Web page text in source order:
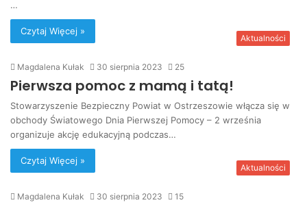
…
Czytaj Więcej »
Aktualności
Magdalena Kułak 30 sierpnia 2023 25
Pierwsza pomoc z mamą i tatą!
Stowarzyszenie Bezpieczny Powiat w Ostrzeszowie włącza się w
obchody Światowego Dnia Pierwszej Pomocy – 2 września
organizuje akcję edukacyjną podczas…
Czytaj Więcej »
Aktualności
Magdalena Kułak 30 sierpnia 2023 15